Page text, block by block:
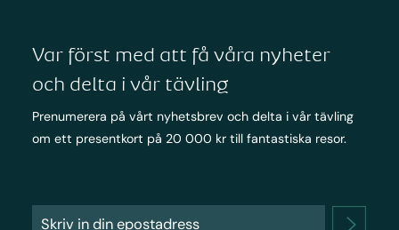
Var först med att få våra nyheter
och delta i vår tävling
Prenumerera på vårt nyhetsbrev och delta i vår tävling
om ett presentkort på 20 000 kr till fantastiska resor.